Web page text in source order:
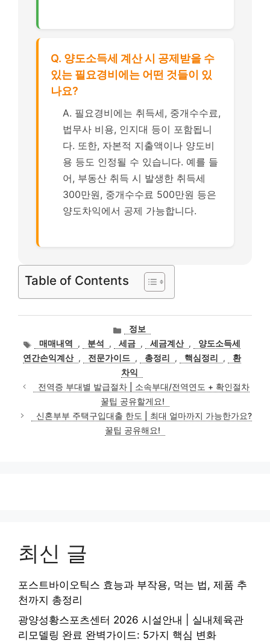
Q. 양도소득세 계산 시 공제받을 수
있는 필요경비에는 어떤 것들이 있
나요?
A. 필요경비에는 취득세, 중개수수료,
법무사 비용, 인지대 등이 포함됩니
다. 또한, 자본적 지출액이나 양도비
용 등도 인정될 수 있습니다. 예를 들
어, 부동산 취득 시 발생한 취득세
300만원, 중개수수료 500만원 등은
양도차익에서 공제 가능합니다.
Table of Contents
카
테
고
리
정보
태
그
매매내역 , 분석 , 세금 , 세금계산 ,
양도소득세
연간손익계산 , 전문가이드 , 총정리 , 핵심정리 ,
환
차익
전역증 부대별 발급절차 | 소속부대/전역연도 + 확인절차
꿀팁 공유할게요!
신혼부부 주택구입대출 한도 | 최대 얼마까지 가능한가요?
꿀팁 공유해요!
최신 글
포스트바이오틱스 효능과 부작용, 먹는 법, 제품 추
천까지 총정리
광양성황스포츠센터 2026 시설안내 | 실내체육관
리모델링 완료 완벽가이드: 5가지 핵심 변화